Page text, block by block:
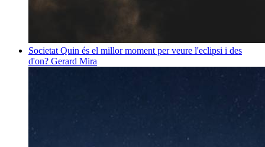
Societat Quin és el millor moment per veure l'eclipsi i des
d'on? Gerard Mira